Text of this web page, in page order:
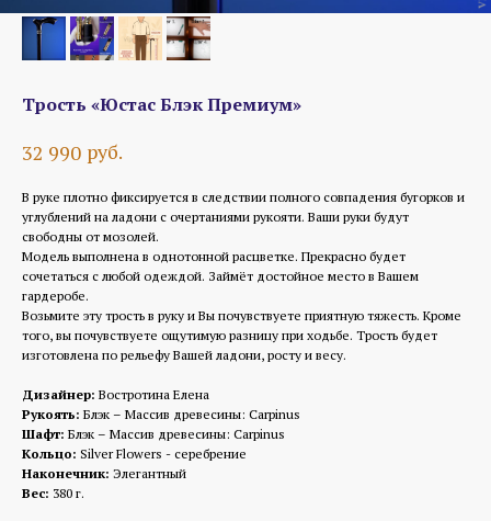
Трость «Юстас Блэк Премиум»
32 990 руб.
В руке плотно фиксируется в следствии полного совпадения бугорков и
углублений на ладони с очертаниями рукояти. Ваши руки будут
свободны от мозолей.
Модель выполнена в однотонной расцветке. Прекрасно будет
сочетаться с любой одеждой. Займёт достойное место в Вашем
гардеробе.
Возьмите эту трость в руку и Вы почувствуете приятную тяжесть. Кроме
того, вы почувствуете ощутимую разницу при ходьбе. Трость будет
изготовлена по рельефу Вашей ладони, росту и весу.
Дизайнер: Востротина Елена
Рукоять: Блэк – Массив древесины: Carpinus
Шафт: Блэк – Массив древесины: Carpinus
Кольцо: Silver Flowers - серебрение
Наконечник: Элегантный
Вес: 380 г.